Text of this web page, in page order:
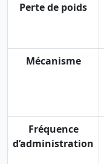
Perte de poids
Mécanisme
Fréquence
d’administration